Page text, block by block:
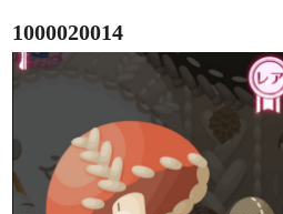
1000020014